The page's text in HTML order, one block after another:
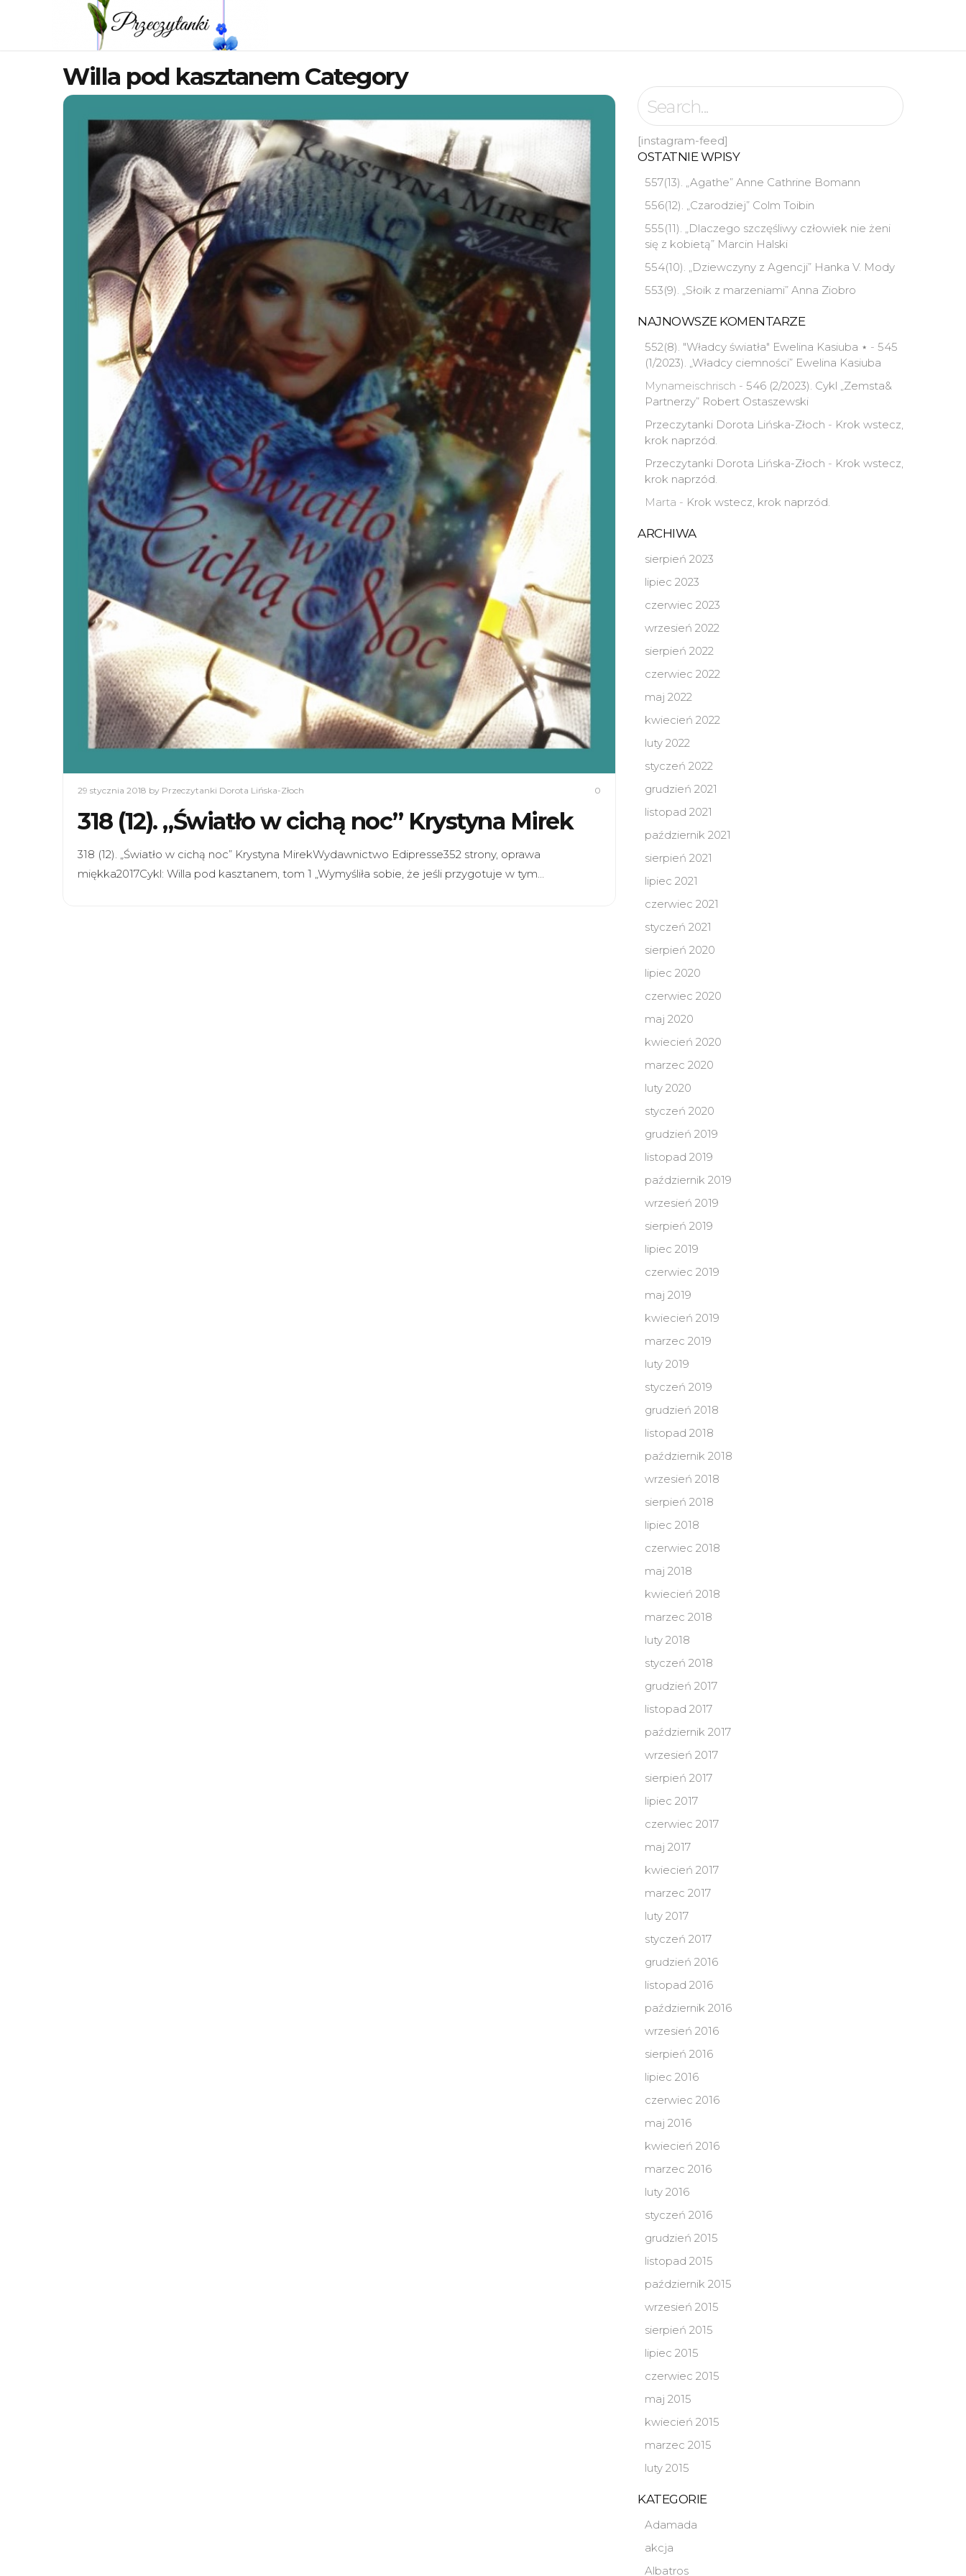
Willa pod kasztanem Category
29 stycznia 2018 by Przeczytanki Dorota Lińska-Złoch 0
318 (12). „Światło w cichą noc” Krystyna Mirek
318 (12). „Światło w cichą noc” Krystyna MirekWydawnictwo Edipresse352 strony, oprawa
miękka2017Cykl: Willa pod kasztanem, tom 1 „Wymyśliła sobie, że jeśli przygotuje w tym…
[instagram-feed]
OSTATNIE WPISY
557(13). „Agathe” Anne Cathrine Bomann
556(12). „Czarodziej” Colm Toibin
555(11). „Dlaczego szczęśliwy człowiek nie żeni
się z kobietą” Marcin Halski
554(10). „Dziewczyny z Agencji” Hanka V. Mody
553(9). „Słoik z marzeniami” Anna Ziobro
NAJNOWSZE KOMENTARZE
552(8). "Władcy światła" Ewelina Kasiuba ⋆ - 545
(1/2023). „Władcy ciemności” Ewelina Kasiuba
Mynameischrisch - 546 (2/2023). Cykl „Zemsta&
Partnerzy” Robert Ostaszewski
Przeczytanki Dorota Lińska-Złoch - Krok wstecz,
krok naprzód.
Przeczytanki Dorota Lińska-Złoch - Krok wstecz,
krok naprzód.
Marta - Krok wstecz, krok naprzód.
ARCHIWA
sierpień 2023
lipiec 2023
czerwiec 2023
wrzesień 2022
sierpień 2022
czerwiec 2022
maj 2022
kwiecień 2022
luty 2022
styczeń 2022
grudzień 2021
listopad 2021
październik 2021
sierpień 2021
lipiec 2021
czerwiec 2021
styczeń 2021
sierpień 2020
lipiec 2020
czerwiec 2020
maj 2020
kwiecień 2020
marzec 2020
luty 2020
styczeń 2020
grudzień 2019
listopad 2019
październik 2019
wrzesień 2019
sierpień 2019
lipiec 2019
czerwiec 2019
maj 2019
kwiecień 2019
marzec 2019
luty 2019
styczeń 2019
grudzień 2018
listopad 2018
październik 2018
wrzesień 2018
sierpień 2018
lipiec 2018
czerwiec 2018
maj 2018
kwiecień 2018
marzec 2018
luty 2018
styczeń 2018
grudzień 2017
listopad 2017
październik 2017
wrzesień 2017
sierpień 2017
lipiec 2017
czerwiec 2017
maj 2017
kwiecień 2017
marzec 2017
luty 2017
styczeń 2017
grudzień 2016
listopad 2016
październik 2016
wrzesień 2016
sierpień 2016
lipiec 2016
czerwiec 2016
maj 2016
kwiecień 2016
marzec 2016
luty 2016
styczeń 2016
grudzień 2015
listopad 2015
październik 2015
wrzesień 2015
sierpień 2015
lipiec 2015
czerwiec 2015
maj 2015
kwiecień 2015
marzec 2015
luty 2015
KATEGORIE
Adamada
akcja
Albatros